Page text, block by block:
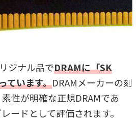
ジナル品でDRAMに「SK
ています。DRAMメーカーの刻
性が明確な正規DRAMであ
ードとして評価されます。